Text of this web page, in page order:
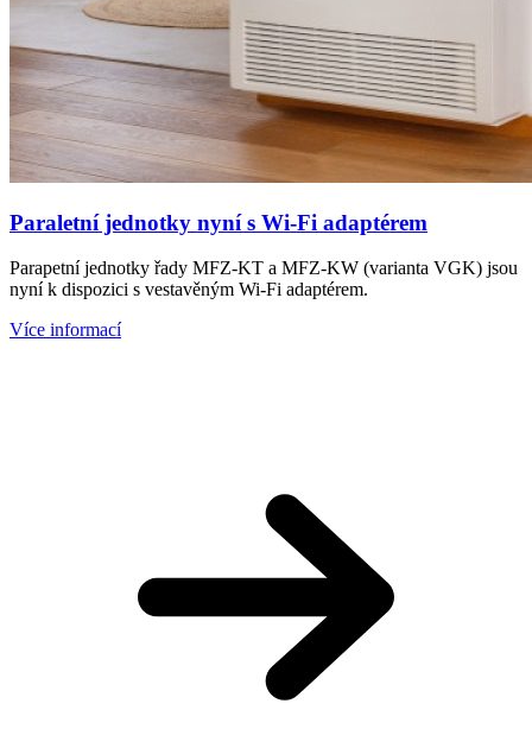
Paraletní jednotky nyní s Wi-Fi adaptérem
Parapetní jednotky řady MFZ-KT a MFZ-KW (varianta VGK) jsou
nyní k dispozici s vestavěným Wi-Fi adaptérem.
Více informací